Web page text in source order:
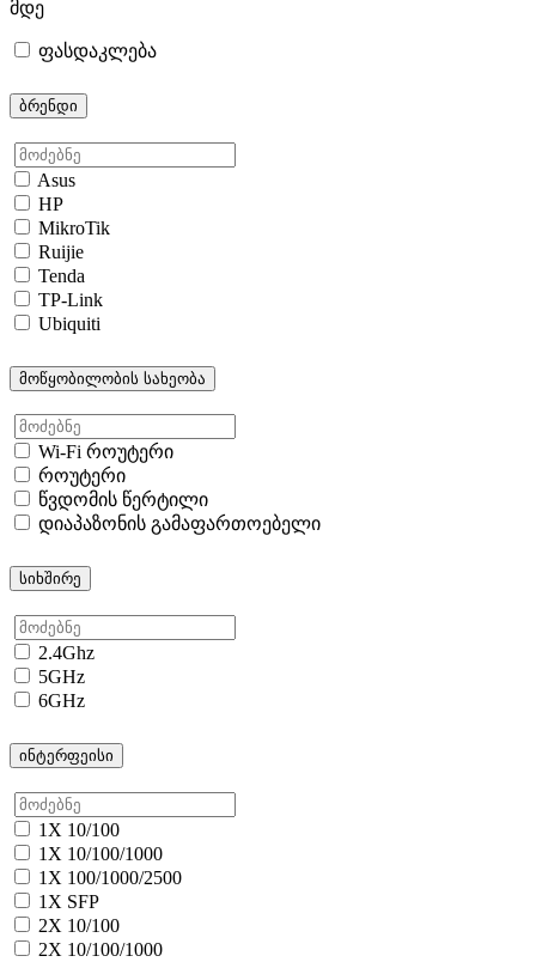
მდე
ფასდაკლება
ბრენდი
Asus
HP
MikroTik
Ruijie
Tenda
TP-Link
Ubiquiti
მოწყობილობის სახეობა
Wi-Fi როუტერი
როუტერი
წვდომის წერტილი
დიაპაზონის გამაფართოებელი
სიხშირე
2.4Ghz
5GHz
6GHz
ინტერფეისი
1X 10/100
1X 10/100/1000
1X 100/1000/2500
1X SFP
2X 10/100
2X 10/100/1000